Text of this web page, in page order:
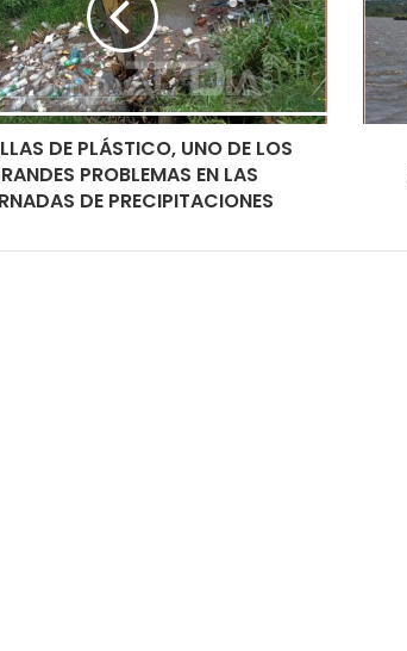
DE PLÁSTICO, UNO DE LOS
PROBLEMAS EN LAS
DE PRECIPITACIONES